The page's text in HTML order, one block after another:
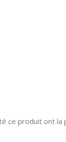
ce produit ont la